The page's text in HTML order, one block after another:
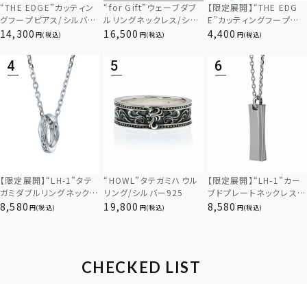
“THE EDGE”カッティン
グフープピアス/シルバー
925
14,300 (税込)
“for Gift”ウェーブダブ
ルリングネックレス/シル
バー×ブラック/シルバー
16,500 (税込)
【限定展開】“THE EDG
E”カッティングフープピ
アス/サージカルステンレ
4,400 (税込)
【限定展開】“LH-1”タテ
ガミダブルリングネックレ
ス（ツイスト/シルバー）/
8,580 (税込)
“HOWL”タテガミハウル
リング/シルバー925
19,800 (税込)
【限定展開】“LH-1”カー
ブドプレートネックレス/
サージカルステンレス（金
8,580 (税込)
CHECKED LIST